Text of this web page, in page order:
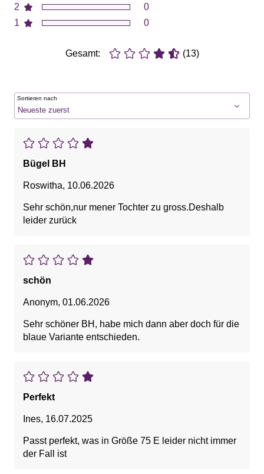
2
1
0
0
Gesamt: (13)
Sortieren nach
Bügel BH
Roswitha, 10.06.2026
Sehr schön,nur mener Tochter zu gross.Deshalb
leider zurück
schön
Anonym, 01.06.2026
Sehr schöner BH, habe mich dann aber doch für die
blaue Variante entschieden.
Perfekt
Ines, 16.07.2025
Passt perfekt, was in Größe 75 E leider nicht immer
der Fall ist